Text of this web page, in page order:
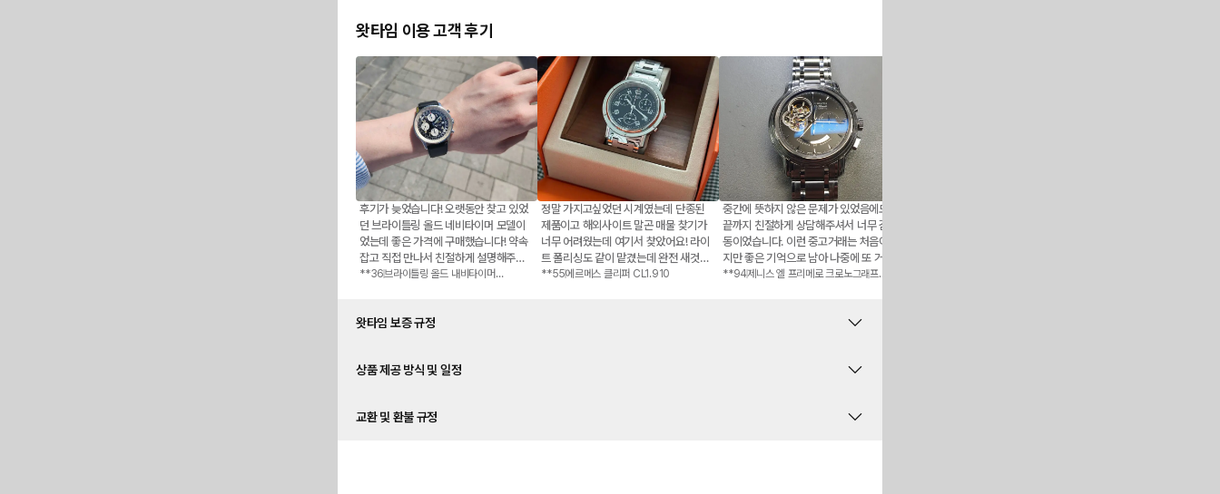
왓타임 이용 고객 후기
후기가 늦었습니다! 오랫동안 찾고 있었
던 브라이틀링 올드 네비타이머 모델이
었는데 좋은 가격에 구매했습니다! 약속
잡고 직접 만나서 친절하게 설명해주셔
서 좋았습니다. 시계 너무 이쁘고 상태도
**36브라이틀링 올드 내비타이머
정말 가지고싶었던 시계였는데 단종된
제품이고 해외사이트 말곤 매물 찾기가
너무 어려웠는데 여기서 찾았어요! 라이
트 폴리싱도 같이 맡겼는데 완전 새것처
럼 돼서 왔구요 응대해주시는 사장님도
**55에르메스 클리퍼 CL1.910
중간에 뜻하지 않은 문제가 있었음에도
끝까지 친절하게 상담해주셔서 너무 감
동이었습니다. 이런 중고거래는 처음이
지만 좋은 기억으로 남아 나중에 또 거래
하고 싶은 마음이 큽니다.
**94제니스 엘 프리메로 크로노그래프
왓타임 보증 규정
왓타임의 시계는 모두 내부 감정 검수를 통과한 상품이며 보증서 혹은 제조사에서 발행한 서류를 함께 제공합니다. 보
시 무상 수리가 가능합니다.
상품 제공 방식 및 일정
일반 택배와 발렉스 프리미엄 배송은 결제일로부터 3영업일 이내 배송 됩니다.
교환 및 환불 규정